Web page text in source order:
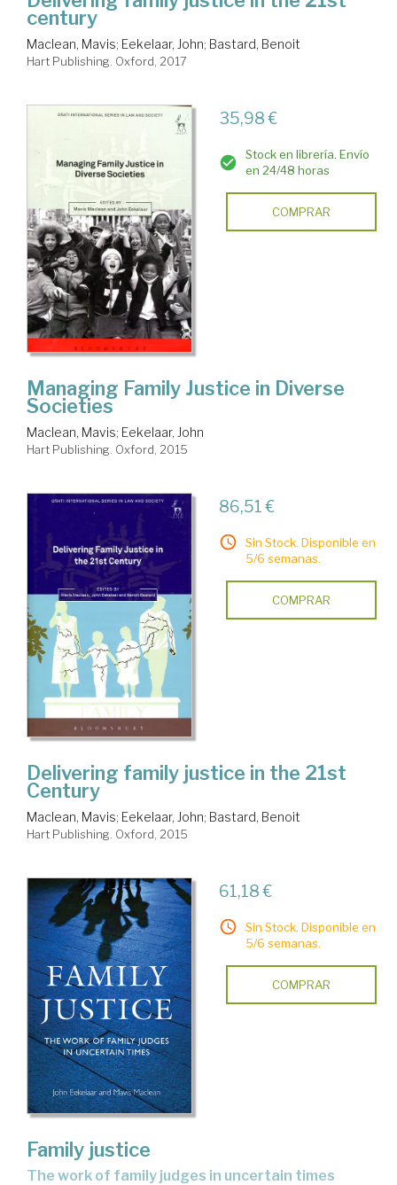
century
Maclean, Mavis; Eekelaar, John; Bastard, Benoit
Hart Publishing. Oxford, 2017
35,98 €
Stock en librería. Envío
en 24/48 horas
COMPRAR
Managing Family Justice in Diverse
Societies
Maclean, Mavis; Eekelaar, John
Hart Publishing. Oxford, 2015
86,51 €
Sin Stock. Disponible en
5/6 semanas.
COMPRAR
Delivering family justice in the 21st
Century
Maclean, Mavis; Eekelaar, John; Bastard, Benoit
Hart Publishing. Oxford, 2015
61,18 €
Sin Stock. Disponible en
5/6 semanas.
COMPRAR
Family justice
the work of family judges in uncertain times